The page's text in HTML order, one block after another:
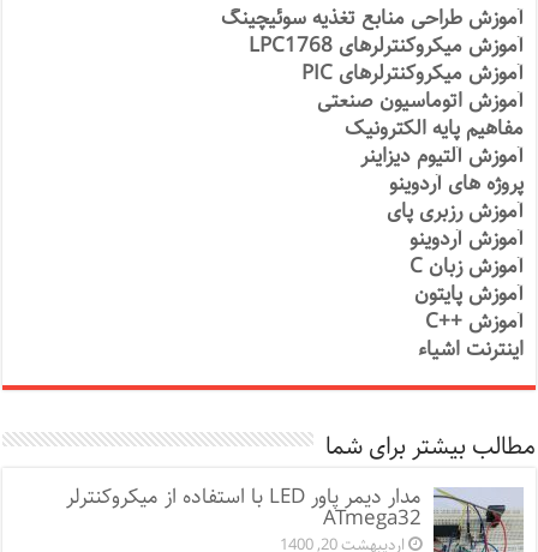
آموزش طراحی منابع تغذیه سوئیچینگ
آموزش میکروکنترلرهای LPC1768
آموزش میکروکنترلرهای PIC
آموزش اتوماسیون صنعتی
مفاهیم پایه الکترونیک
آموزش آلتیوم دیزاینر
پروژه های آردوینو
آموزش رزبری پای
آموزش آردوینو
آموزش زبان C
آموزش پایتون
آموزش ++C
اینترنت اشیاء
مطالب بیشتر برای شما
مدار دیمر پاور LED با استفاده از میکروکنترلر
ATmega32
اردیبهشت 20, 1400